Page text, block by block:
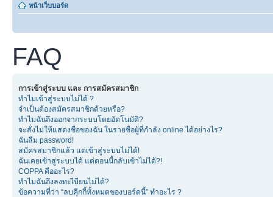
หน้าเว็บบอร์ด
FAQ
การเข้าสู่ระบบ และ การสมัครสมาชิก
ทำไมเข้าสู่ระบบไม่ได้ ?
จำเป็นต้องสมัครสมาชิกด้วยหรือ?
ทำไมฉันถึงออกจากระบบโดยอัตโนมัติ?
จะสั่งไม่ให้แสดงชื่อของฉัน ในรายชื่อผู้ที่กำลัง online ได้อย่างไร?
ฉันลืม password!
สมัครสมาชิกแล้ว แต่เข้าสู่ระบบไม่ได้!
ฉันเคยเข้าสู่ระบบได้ แต่ตอนนี้กลับเข้าไม่ได้?!
COPPA คืออะไร?
ทำไมฉันถึงลงทะเีบียนไม่ได้?
ข้อความที่ว่า “ลบคุีกกี้ทั้งหมดของบอร์ดนี้” ทำอะไร ?